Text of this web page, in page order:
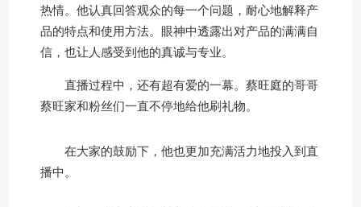
热情。他认真回答观众的每一个问题，耐心地解释产
品的特点和使用方法。眼神中透露出对产品的满满自
信，也让人感受到他的真诚与专业。
直播过程中，还有超有爱的一幕。蔡旺庭的哥哥
蔡旺家和粉丝们一直不停地给他刷礼物。
在大家的鼓励下，他也更加充满活力地投入到直
播中。